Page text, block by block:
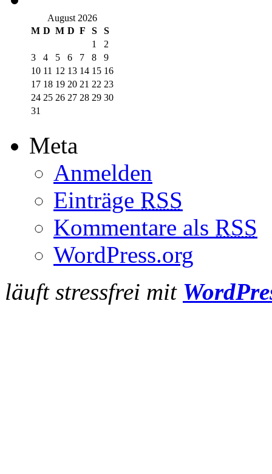
August 2026
M D M D F S
S
1
2
3
4 5 6 7 8
9
10 11 12 13 14 15 16
17 18 19 20 21 22 23
24 25 26 27 28 29 30
31
Meta
Anmelden
Einträge RSS
Kommentare als RSS
WordPress.org
läuft stressfrei mit